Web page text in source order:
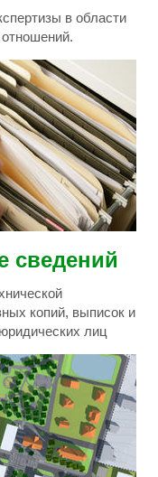
в области
сведений
копий, выписок и
лиц